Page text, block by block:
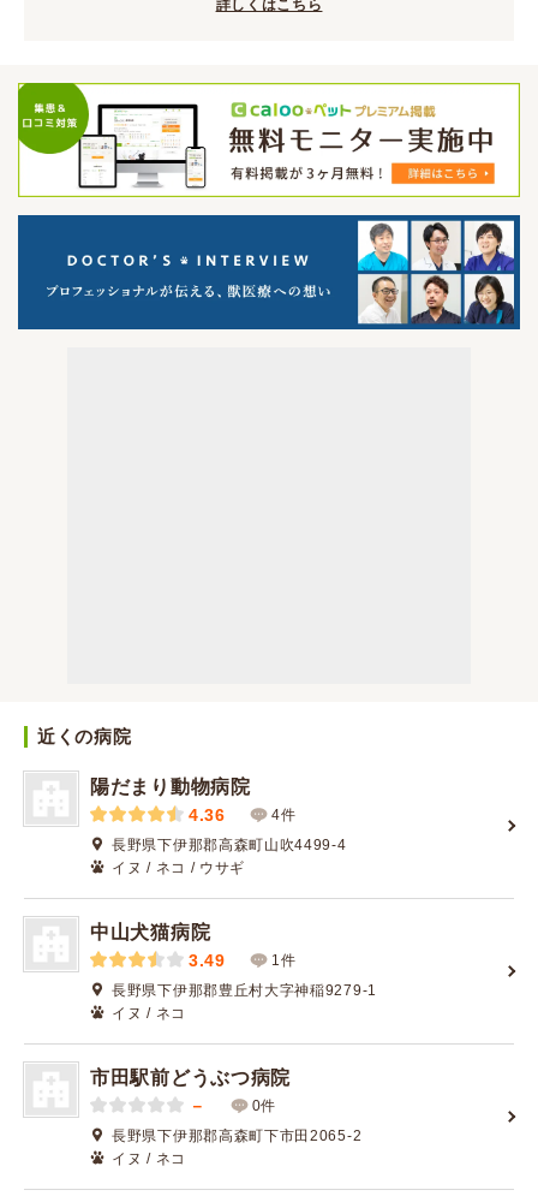
詳しくはこちら
近くの病院
陽だまり動物病院
4.36
4件
長野県下伊那郡高森町山吹4499-4
イヌ / ネコ / ウサギ
中山犬猫病院
3.49
1件
長野県下伊那郡豊丘村大字神稲9279-1
イヌ / ネコ
市田駅前どうぶつ病院
－
0件
長野県下伊那郡高森町下市田2065-2
イヌ / ネコ